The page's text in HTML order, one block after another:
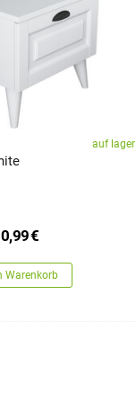
auf lager
€
Warenkorb